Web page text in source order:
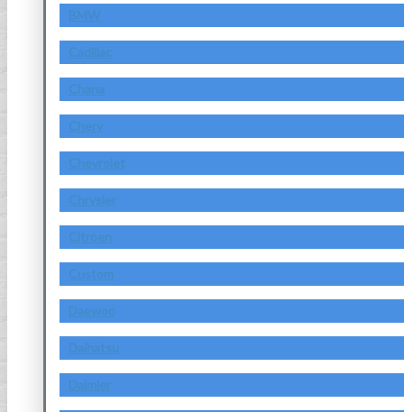
BMW
Cadillac
Chana
Chery
Chevrolet
Chrysler
Citroen
Custom
Daewoo
Daihatsu
Daimler